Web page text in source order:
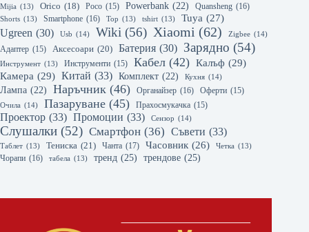
Mijia (13) Orico (18) Poco (15) Powerbank (22) Quansheng (16)
Shorts (13) Smartphone (16) Top (13) tshirt (13) Tuya (27)
Ugreen (30) Usb (14) Wiki (56) Xiaomi (62) Zigbee (14)
Адаптер (15) Аксесоари (20) Батерия (30) Зарядно (54)
Инструмент (13) Инструменти (15) Кабел (42) Калъф (29)
Камера (29) Китай (33) Комплект (22) Кухня (14)
Лампа (22) Наръчник (46) Органайзер (16) Оферти (15)
Очила (14) Пазаруване (45) Прахосмукачка (15)
Проектор (33) Промоции (33) Сензор (14)
Слушалки (52) Смартфон (36) Съвети (33)
Таблет (13) Тениска (21) Чанта (17) Часовник (26) Четка (13)
Чорапи (16) табела (13) тренд (25) трендове (25)